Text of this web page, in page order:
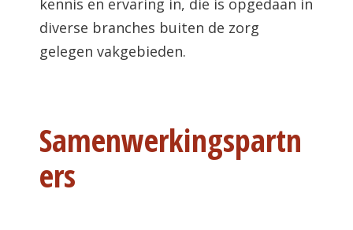
kennis en ervaring in, die is opgedaan in
diverse branches buiten de zorg
gelegen vakgebieden.
Samenwerkingspartn
ers